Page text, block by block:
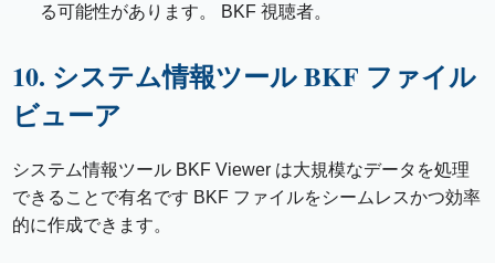
る可能性があります。 BKF 視聴者。
10. システム情報ツール BKF ファイル
ビューア
システム情報ツール BKF Viewer は大規模なデータを処理
できることで有名です BKF ファイルをシームレスかつ効率
的に作成できます。